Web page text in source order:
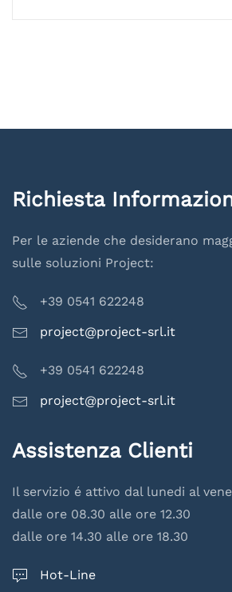
Richiesta
Per le aziende che desiderano
sulle soluzioni Project:
+39 0541 622248
project@project-srl.it
+39 0541 622248
project@project-srl.it
Assistenza Clienti
Il servizio é attivo dal lunedi al
dalle ore 08.30 alle ore 12.30
dalle ore 14.30 alle ore 18.30
Hot-Line